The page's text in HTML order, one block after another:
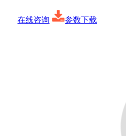
在线咨询 参数下载